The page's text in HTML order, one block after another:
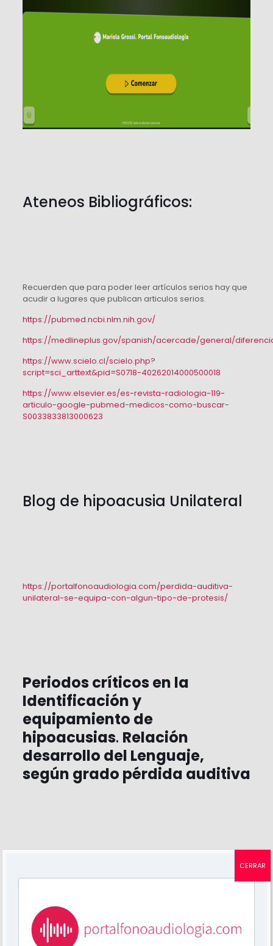
Ateneos Bibliográficos:
Recuerden que para poder leer artículos serios hay que
acudir a lugares que publican articulos serios.
https://pubmed.ncbi.nlm.nih.gov/
https://medlineplus.gov/spanish/acercade/general/
https://www.scielo.cl/scielo.php?
script=sci_arttext&pid=S0718-40262014000500018
https://www.elsevier.es/es-revista-radiologia-119-
articulo-google-pubmed-medicos-como-buscar-
S0033833813000623
Blog de hipoacusia Unilateral
https://portalfonoaudiologia.com/perdida-auditiva-
unilateral-se-equipa-con-algun-tipo-de-protesis/
Periodos críticos en la
Identificación y
equipamiento de
hipoacusias. Relación
desarrollo del Lenguaje,
según grado pérdida auditiva
CERRAR